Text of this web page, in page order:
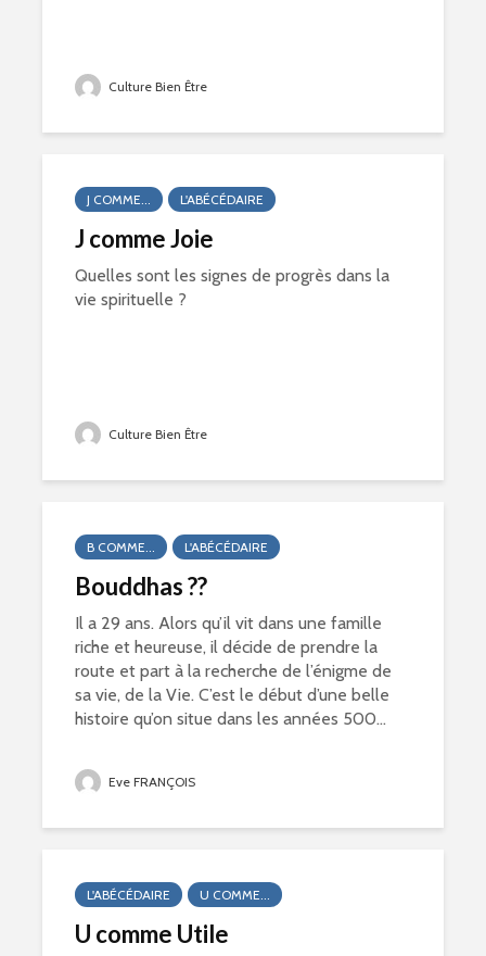
Culture Bien Être
J COMME... L'ABÉCÉDAIRE
J comme Joie
Quelles sont les signes de progrès dans la
vie spirituelle ?
Culture Bien Être
B COMME... L'ABÉCÉDAIRE
Bouddhas ??
Il a 29 ans. Alors qu’il vit dans une famille
riche et heureuse, il décide de prendre la
route et part à la recherche de l’énigme de
sa vie, de la Vie. C’est le début d’une belle
histoire qu’on situe dans les années 500...
Eve FRANÇOIS
L'ABÉCÉDAIRE U COMME...
U comme Utile